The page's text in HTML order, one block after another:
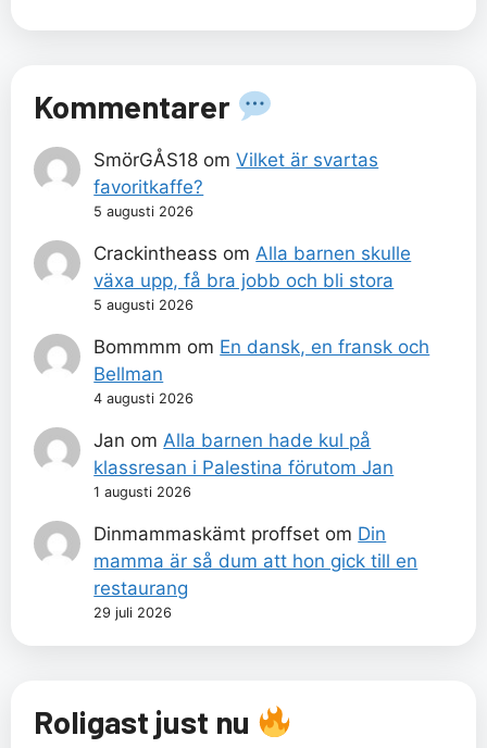
Kommentarer
SmörGÅS18 omVilket är svartas
favoritkaffe?
5 augusti 2026
Crackintheass om Alla barnen skulle
växa upp, få bra jobb och bli stora
5 augusti 2026
Bommmm om En dansk, en fransk och
Bellman
4 augusti 2026
Jan om Alla barnen hade kul på
klassresan i Palestina förutom Jan
1 augusti 2026
Dinmammaskämt proffset om Din
mamma är så dum att hon gick till en
restaurang
29 juli 2026
Roligast just nu